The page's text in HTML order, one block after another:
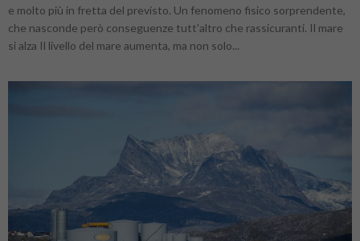
e molto più in fretta del previsto. Un fenomeno fisico sorprendente,
che nasconde però conseguenze tutt'altro che rassicuranti. Il mare
si alza Il livello del mare aumenta, ma non solo...